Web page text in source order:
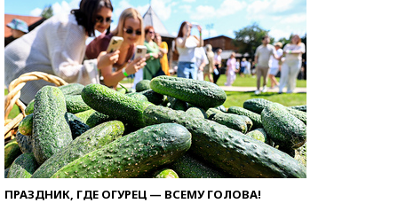
ПРАЗДНИК, ГДЕ ОГУРЕЦ — ВСЕМУ ГОЛОВА!